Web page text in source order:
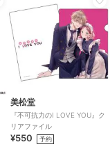
美松堂
『不可抗力のI LOVE YOU』ク
リアファイル
¥550 予約